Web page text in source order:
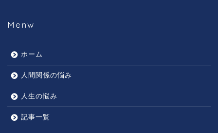
Menw
ホーム
人間関係の悩み
人生の悩み
記事一覧